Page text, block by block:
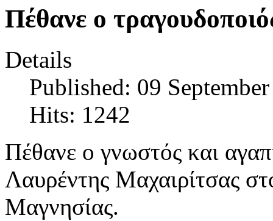
Πέθανε ο
Details
Published: 09
Hits: 1242
Πέθανε ο γνωστός και
Λαυρέντης Μαχαιρίτσας
Μαγνησίας.